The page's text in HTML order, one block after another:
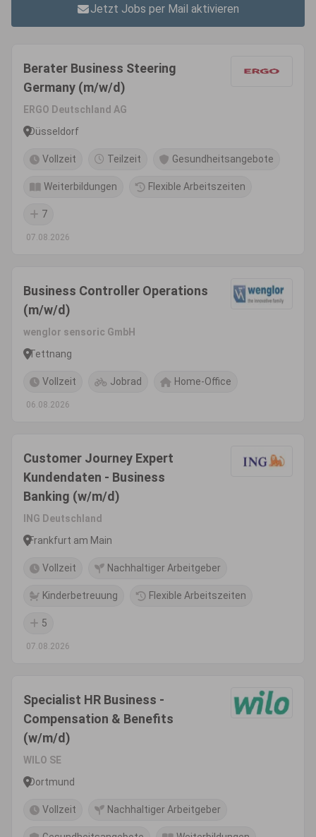
Jetzt Jobs per Mail aktivieren
Berater Business Steering
Germany (m/w/d)
ERGO Deutschland AG
Düsseldorf
Vollzeit Teilzeit Gesundheitsangebote
Weiterbildungen Flexible Arbeitszeiten
7
07.08.2026
Business Controller Operations
(m/w/d)
wenglor sensoric GmbH
Tettnang
Vollzeit Jobrad Home-Office
06.08.2026
Customer Journey Expert
Kundendaten - Business
Banking (w/m/d)
ING Deutschland
Frankfurt am Main
Vollzeit Nachhaltiger Arbeitgeber
Kinderbetreuung Flexible Arbeitszeiten
5
07.08.2026
Specialist HR Business -
Compensation & Benefits
(w/m/d)
WILO SE
Dortmund
Vollzeit Nachhaltiger Arbeitgeber